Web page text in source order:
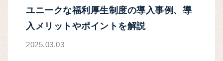
ユニークな福利厚生制度の導入事例、導
入メリットやポイントを解説
2025.03.03